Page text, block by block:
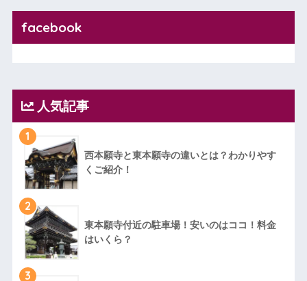
facebook
人気記事
1
西本願寺と東本願寺の違いとは？わかりやす
くご紹介！
2
東本願寺付近の駐車場！安いのはココ！料金
はいくら？
3